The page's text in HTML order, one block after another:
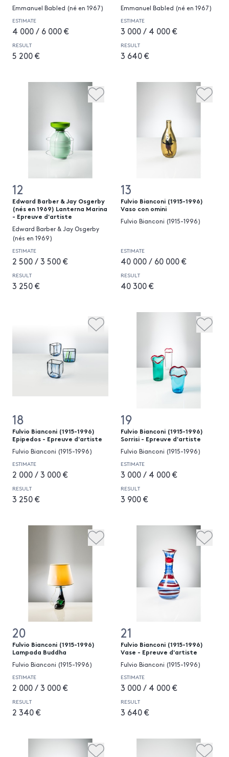
Emmanuel Babled (né en 1967)
ESTIMATE
4 000 / 6 000 €
RESULT
5 200 €
Emmanuel Babled (né en 1967)
ESTIMATE
3 000 / 4 000 €
RESULT
3 640 €
12
Edward Barber & Jay Osgerby
(nés en 1969) Lanterna Marina
- Epreuve d'artiste
Edward Barber & Jay Osgerby
(nés en 1969)
ESTIMATE
2 500 / 3 500 €
RESULT
3 250 €
13
Fulvio Bianconi (1915-1996)
Vaso con omini
Fulvio Bianconi (1915-1996)
ESTIMATE
40 000 / 60 000 €
RESULT
40 300 €
18
Fulvio Bianconi (1915-1996)
Epipedos - Epreuve d'artiste
Fulvio Bianconi (1915-1996)
ESTIMATE
2 000 / 3 000 €
RESULT
3 250 €
19
Fulvio Bianconi (1915-1996)
Sorrisi - Epreuve d'artiste
Fulvio Bianconi (1915-1996)
ESTIMATE
3 000 / 4 000 €
RESULT
3 900 €
20
Fulvio Bianconi (1915-1996)
Lampada Buddha
Fulvio Bianconi (1915-1996)
ESTIMATE
2 000 / 3 000 €
RESULT
2 340 €
21
Fulvio Bianconi (1915-1996)
Vase - Epreuve d'artiste
Fulvio Bianconi (1915-1996)
ESTIMATE
3 000 / 4 000 €
RESULT
3 640 €